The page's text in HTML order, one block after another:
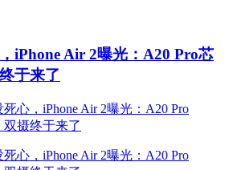
iPhone Air 2曝光：A20 Pro芯
于来了